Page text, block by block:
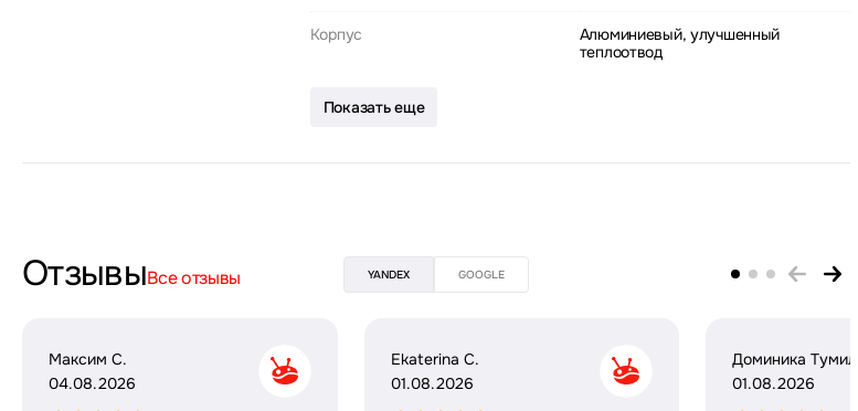
Корпус
Алюминиевый, улучшенный
теплоотвод
Показать еще
ОтзывыВсе отзывы YANDEX GOOGLE
Максим С.
04.08.2026
Ekaterina C.
01.08.2026
Доминика Тумило
01.08.2026